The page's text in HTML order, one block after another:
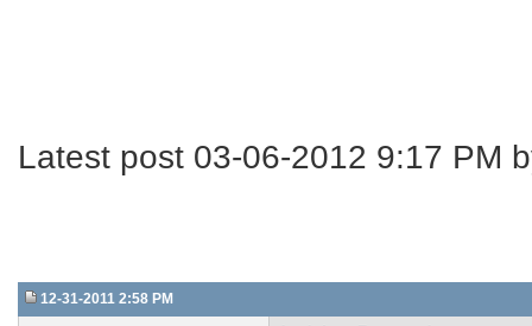
Latest post 03-06-2012 9:17 PM
12-31-2011 2:58 PM